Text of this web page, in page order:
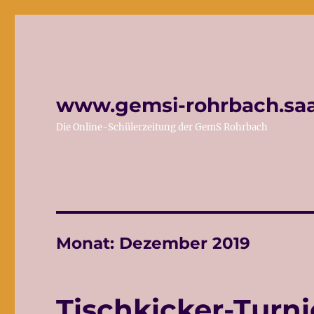
www.gemsi-
Die Online-Schülerzeitung der GemS Rohrbach
Monat: Dezember 2019